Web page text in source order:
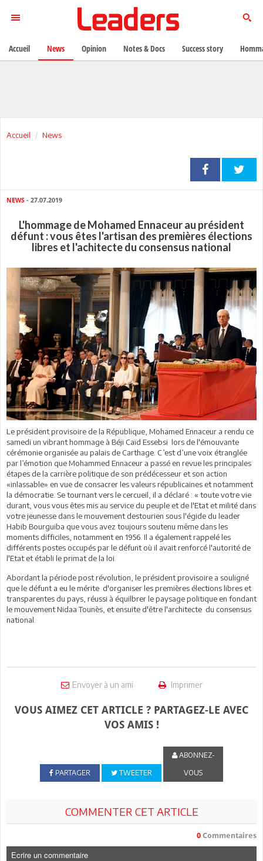
Accueil News
NEWS - 27.07.2019
L'hommage de Mohamed Ennaceur au président
défunt : vous êtes l'artisan des premières élections
libres et l'achitecte du consensus national
Le président provisoire de la République, Mohamed Ennaceur a rendu ce
samedi un vibrant hommage à Béji Caïd Essebsi lors de l'émouvante
cérémonie organisée au palais de Carthage. C’est d’une voix étranglée
par l’émotion que Mohammed Ennaceur a passé en revue les principales
étapes de la carrière politique de son prédécesseur et son action
«inlassable» en vue de consacrer les valeurs républicaines et notamment
la démocratie. Se tournant vers le cercueil, il a déclaré : « toute votre vie
durant, vous vous êtes mis au service du peuple et de l'Etat et milité dans
votre jeunesse dans le mouvement destourien sous l'égide du leader
Habib Bourguiba que vous avez toujours soutenu même dans les
moments difficiles, notamment en 1956. Il a également rappelé les
différents postes occupés par le défunt où il avait renforcé l'autorité de
l'Etat et établi le primat de la loi.
Abordant la période post révolution, le président provisoire a souligné
que le défunt a eu le mérite d'organiser les premières élections libres et
transparentes du pays, réussi à équilbrer le paysage politique en fondant
le mouvement Nidaa Tounès, et ensuite d'être l'architecte du consensus
national.
Envoyer à un ami Imprimer
VOUS AIMEZ CET ARTICLE ? PARTAGEZ-LE AVEC
VOS AMIS !
PARTAGER TWEETER
ABONNEZ-
VOUS
COMMENTER CET ARTICLE
0 Commentaires
Ecrire un commentaire
Accueil News Opinion Notes & Docs Success story